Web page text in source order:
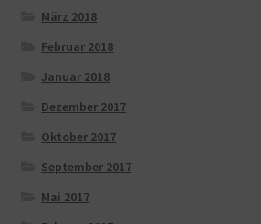
März 2018
Februar 2018
Januar 2018
Dezember 2017
Oktober 2017
September 2017
Mai 2017